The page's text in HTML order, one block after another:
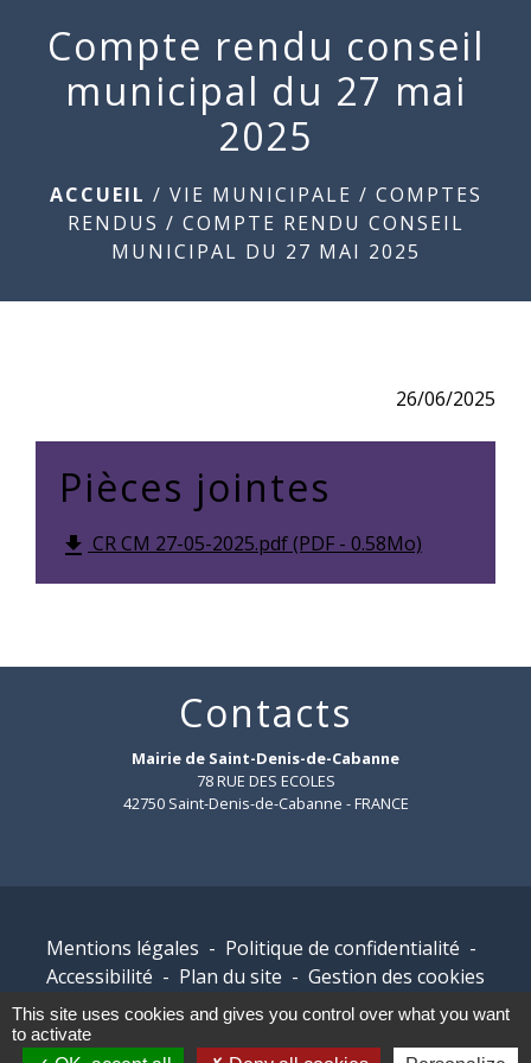
menu
Compte rendu conseil
municipal du 27 mai
2025
ACCUEIL / VIE MUNICIPALE / COMPTES
RENDUS / COMPTE RENDU CONSEIL
MUNICIPAL DU 27 MAI 2025
26/06/2025
Pièces jointes
file_download CR CM 27-05-2025.pdf (PDF - 0.58Mo)
Contacts
Mairie de Saint-Denis-de-Cabanne
78 RUE DES ECOLES
42750 Saint-Denis-de-Cabanne - FRANCE
Mentions légales - Politique de confidentialité -
Accessibilité - Plan du site - Gestion des cookies
This site uses cookies and gives you control over what you want
to activate